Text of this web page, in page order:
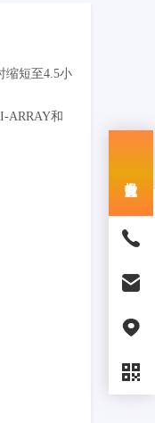
缩短至4.5小
ARRAY和